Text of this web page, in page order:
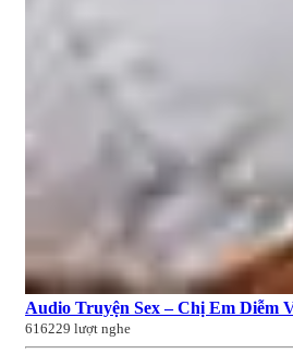
Audio Truyện Sex – Chị Em Diễm
616229 lượt nghe